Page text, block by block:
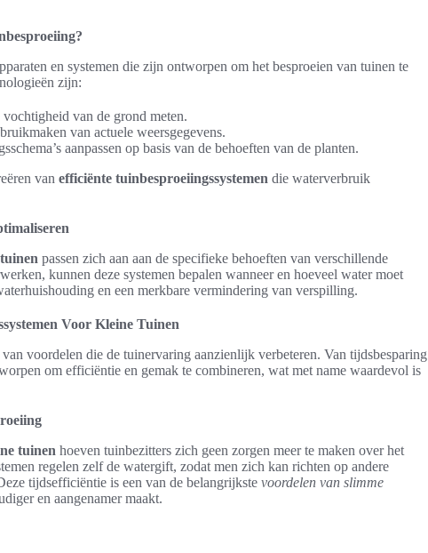
en systemen die zijn ontworpen om het besproeien van tuinen te
zijn:
van de grond meten.
van actuele weersgegevens.
aanpassen op basis van de behoeften van de planten.
van efficiënte tuinbesproeiingssystemen die waterverbruik
passen zich aan aan de specifieke behoeften van verschillende
kunnen deze systemen bepalen wanneer en hoeveel water moet
en een merkbare vermindering van verspilling.
Voor Kleine Tuinen
voordelen die de tuinervaring aanzienlijk verbeteren. Van tijdsbesparing
om efficiëntie en gemak te combineren, wat met name waardevol is
tuinen hoeven tuinbezitters zich geen zorgen meer te maken over het
regelen zelf de watergift, zodat men zich kan richten op andere
tijdsefficiëntie is een van de belangrijkste voordelen van slimme
en aangenamer maakt.